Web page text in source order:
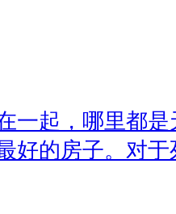
一起，哪里都
好的房子。对